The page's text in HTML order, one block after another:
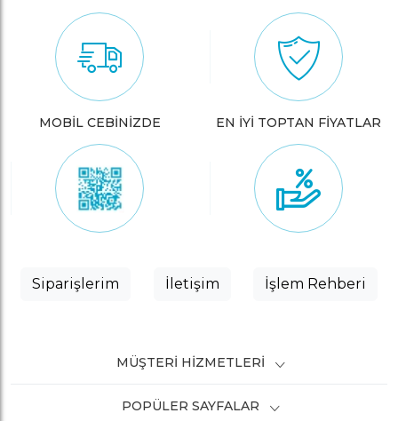
MOBİL CEBİNİZDE EN İYİ TOPTAN FİYATLAR
Siparişlerim İletişim İşlem Rehberi
MÜŞTERI HIZMETLERI
POPÜLER SAYFALAR